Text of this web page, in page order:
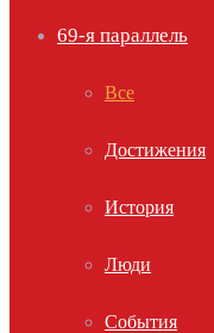
69-я параллель
Все
Достижения
История
Люди
События